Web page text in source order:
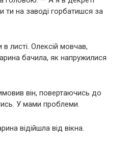
ти на заводі горбатишся за
листі. Олексій мовчав,
бачила, як напружилися
він, повертаючись до
У мами проблеми.
відійшла від вікна.